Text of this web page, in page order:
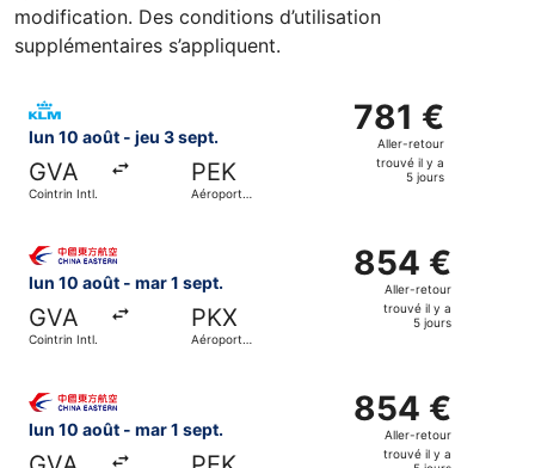
modification. Des conditions d’utilisation
supplémentaires s’appliquent.
lun 10 août - jeu 3 sept.
GVA
Cointrin Intl.
PEK
Aéroport
781 €
Aller-
retour,
trouvé
a
5
jours
781 €
Aller-retour
trouvé il y a
5 jours
Sélectionner le vol KLM, décollant le lun 10 août de
lun 10 août - mar 1 sept.
GVA
Cointrin Intl.
PKX
Aéroport
854 €
Aller-
retour,
a
5
jours
854 €
Aller-retour
trouvé il y a
5 jours
Sélectionner le vol China Eastern Airlines, décollant le
lun 10 août - mar 1 sept.
854 €
Aller-
retour,
854 €
Aller-retour
trouvé il y a